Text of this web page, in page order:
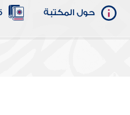
حول المكتبة